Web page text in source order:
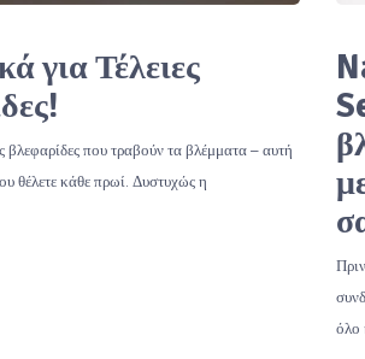
για Τέλειες
βλεφαρίδες που τραβούν τα βλέμματα – αυτή
θέλετε κάθε πρωί. Δυστυχώς η
όλο